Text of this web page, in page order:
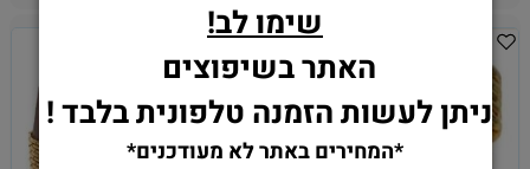
שימו לב!
האתר בשיפוצים
ניתן לעשות הזמנה טלפונית בלבד !
*המחירים באתר לא מעודכנים*